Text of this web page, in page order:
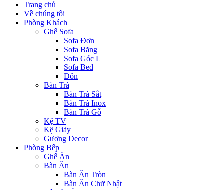
Trang chủ
Về chúng tôi
Phòng Khách
Ghế Sofa
Sofa Đơn
Sofa Băng
Sofa Góc L
Sofa Bed
Đôn
Bàn Trà
Bàn Trà Sắt
Bàn Trà Inox
Bàn Trà Gỗ
Kệ TV
Kệ Giày
Gương Decor
Phòng Bếp
Ghế Ăn
Bàn Ăn
Bàn Ăn Tròn
Bàn Ăn Chữ Nhật